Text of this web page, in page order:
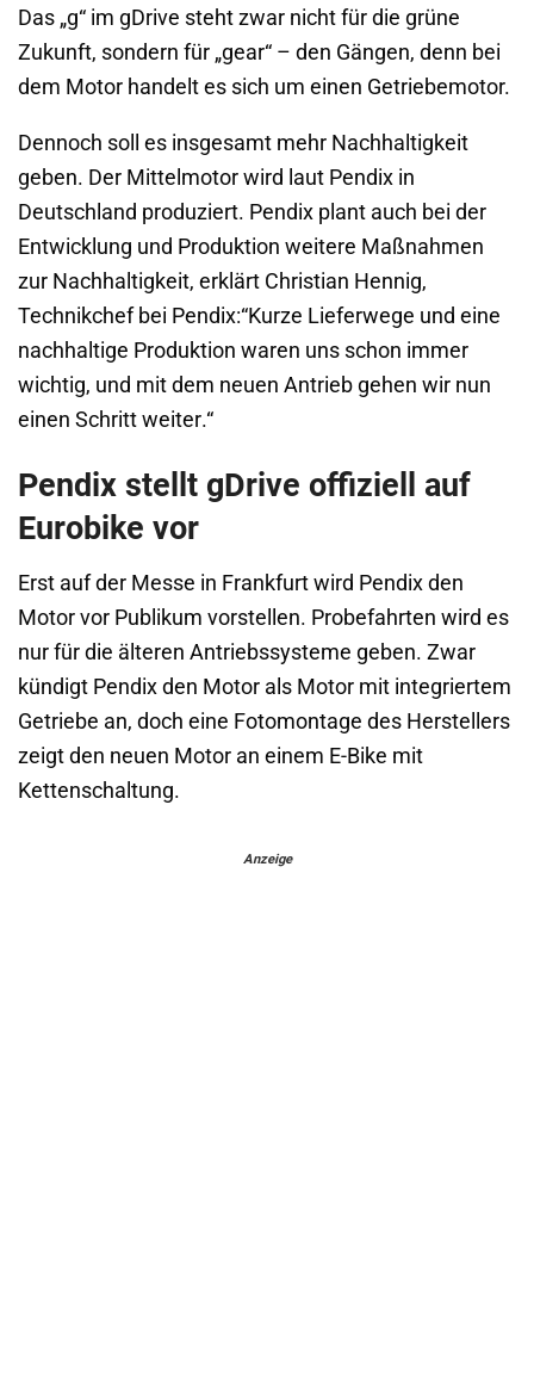
Das „g“ im gDrive steht zwar nicht für die grüne
Zukunft, sondern für „gear“ – den Gängen, denn bei
dem Motor handelt es sich um einen Getriebemotor.
Dennoch soll es insgesamt mehr Nachhaltigkeit
geben. Der Mittelmotor wird laut Pendix in
Deutschland produziert. Pendix plant auch bei der
Entwicklung und Produktion weitere Maßnahmen
zur Nachhaltigkeit, erklärt Christian Hennig,
Technikchef bei Pendix:“Kurze Lieferwege und eine
nachhaltige Produktion waren uns schon immer
wichtig, und mit dem neuen Antrieb gehen wir nun
einen Schritt weiter.“
Pendix stellt gDrive offiziell auf
Eurobike vor
Erst auf der Messe in Frankfurt wird Pendix den
Motor vor Publikum vorstellen. Probefahrten wird es
nur für die älteren Antriebssysteme geben. Zwar
kündigt Pendix den Motor als Motor mit integriertem
Getriebe an, doch eine Fotomontage des Herstellers
zeigt den neuen Motor an einem E-Bike mit
Kettenschaltung.
Anzeige